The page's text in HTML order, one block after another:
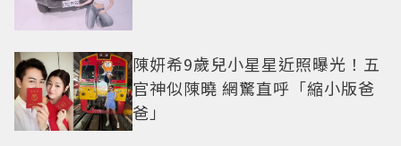
陳妍希9歲兒小星星近照曝光！五
官神似陳曉 網驚直呼「縮小版爸
爸」